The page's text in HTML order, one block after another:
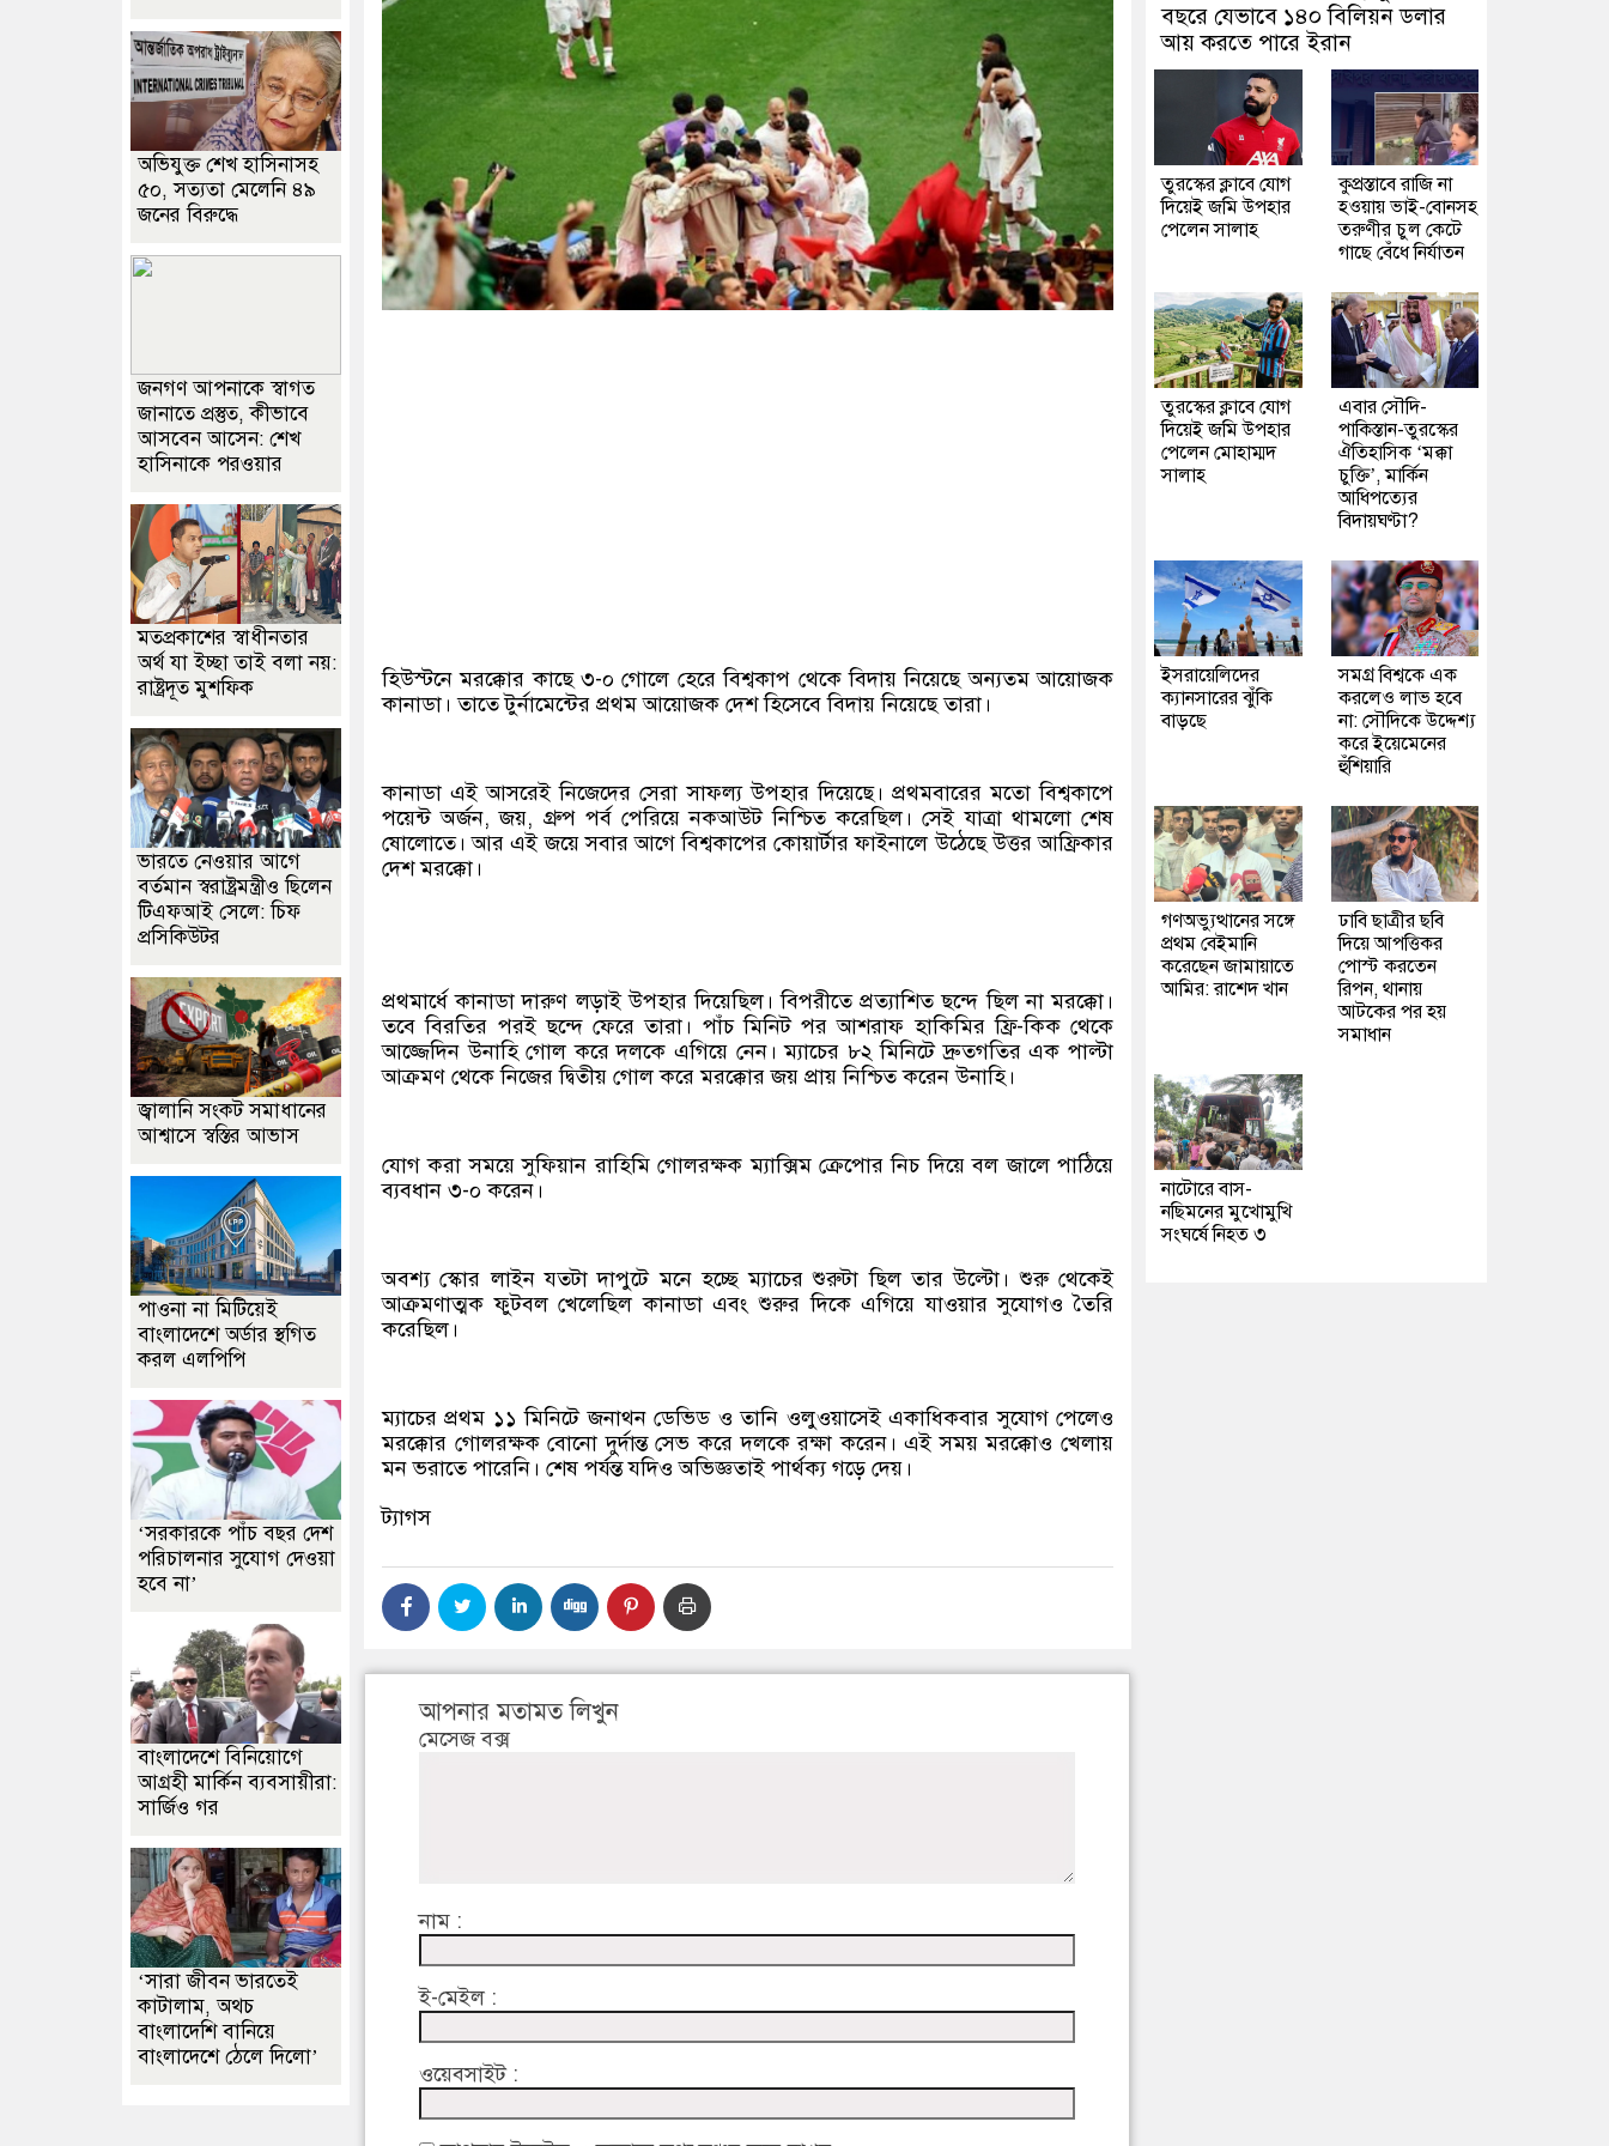
হিউস্টনে মরক্কোর কাছে ৩-০ গোলে হেরে বিশ্বকাপ থেকে বিদায় নিয়েছে অন্যতম আয়োজক
কানাডা। তাতে টুর্নামেন্টের প্রথম আয়োজক দেশ হিসেবে বিদায় নিয়েছে তারা।
কানাডা এই আসরেই নিজেদের সেরা সাফল্য উপহার দিয়েছে। প্রথমবারের মতো বিশ্বকাপে
পয়েন্ট অর্জন, জয়, গ্রুপ পর্ব পেরিয়ে নকআউট নিশ্চিত করেছিল। সেই যাত্রা থামলো শেষ
ষোলোতে। আর এই জয়ে সবার আগে বিশ্বকাপের কোয়ার্টার ফাইনালে উঠেছে উত্তর আফ্রিকার
দেশ মরক্কো।
প্রথমার্ধে কানাডা দারুণ লড়াই উপহার দিয়েছিল। বিপরীতে প্রত্যাশিত ছন্দে ছিল না মরক্কো।
তবে বিরতির পরই ছন্দে ফেরে তারা। পাঁচ মিনিট পর আশরাফ হাকিমির ফ্রি-কিক থেকে
আজ্জেদিন উনাহি গোল করে দলকে এগিয়ে নেন। ম্যাচের ৮২ মিনিটে দ্রুতগতির এক পাল্টা
আক্রমণ থেকে নিজের দ্বিতীয় গোল করে মরক্কোর জয় প্রায় নিশ্চিত করেন উনাহি।
যোগ করা সময়ে সুফিয়ান রাহিমি গোলরক্ষক ম্যাক্সিম ক্রেপোর নিচ দিয়ে বল জালে পাঠিয়ে
ব্যবধান ৩-০ করেন।
অবশ্য স্কোর লাইন যতটা দাপুটে মনে হচ্ছে ম্যাচের শুরুটা ছিল তার উল্টো। শুরু থেকেই
আক্রমণাত্মক ফুটবল খেলেছিল কানাডা এবং শুরুর দিকে এগিয়ে যাওয়ার সুযোগও তৈরি
করেছিল।
ম্যাচের প্রথম ১১ মিনিটে জনাথন ডেভিড ও তানি ওলুওয়াসেই একাধিকবার সুযোগ পেলেও
মরক্কোর গোলরক্ষক বোনো দুর্দান্ত সেভ করে দলকে রক্ষা করেন। এই সময় মরক্কোও খেলায়
মন ভরাতে পারেনি। শেষ পর্যন্ত যদিও অভিজ্ঞতাই পার্থক্য গড়ে দেয়।
ট্যাগস
আপনার মতামত লিখুন
মেসেজ বক্স
নাম :
ই-মেইল :
ওয়েবসাইট :
অভিযুক্ত শেখ হাসিনাসহ
৫০, সত্যতা মেলেনি ৪৯
জনের বিরুদ্ধে
জনগণ আপনাকে স্বাগত
জানাতে প্রস্তুত, কীভাবে
আসবেন আসেন: শেখ
হাসিনাকে পরওয়ার
মতপ্রকাশের স্বাধীনতার
অর্থ যা ইচ্ছা তাই বলা নয়:
রাষ্ট্রদূত মুশফিক
ভারতে নেওয়ার আগে
বর্তমান স্বরাষ্ট্রমন্ত্রীও ছিলেন
টিএফআই সেলে: চিফ
প্রসিকিউটর
জ্বালানি সংকট সমাধানের
আশ্বাসে স্বস্তির আভাস
পাওনা না মিটিয়েই
বাংলাদেশে অর্ডার স্থগিত
করল এলপিপি
‘সরকারকে পাঁচ বছর দেশ
পরিচালনার সুযোগ দেওয়া
হবে না’
বাংলাদেশে বিনিয়োগে
আগ্রহী মার্কিন ব্যবসায়ীরা:
সার্জিও গর
‘সারা জীবন ভারতেই
কাটালাম, অথচ
বাংলাদেশি বানিয়ে
বাংলাদেশে ঠেলে দিলো’
বছরে যেভাবে ১৪০ বিলিয়ন ডলার
আয় করতে পারে ইরান
তুরস্কের ক্লাবে যোগ
দিয়েই জমি উপহার
পেলেন সালাহ
কুপ্রস্তাবে রাজি না
হওয়ায় ভাই-বোনসহ
তরুণীর চুল কেটে
গাছে বেঁধে নির্যাতন
তুরস্কের ক্লাবে যোগ
দিয়েই জমি উপহার
পেলেন মোহাম্মদ
সালাহ
এবার সৌদি-
পাকিস্তান-তুরস্কের
ঐতিহাসিক ‘মক্কা
চুক্তি’, মার্কিন
আধিপত্যের
বিদায়ঘণ্টা?
ইসরায়েলিদের
ক্যানসারের ঝুঁকি
বাড়ছে
সমগ্র বিশ্বকে এক
করলেও লাভ হবে
না: সৌদিকে উদ্দেশ্য
করে ইয়েমেনের
হুঁশিয়ারি
গণঅভ্যুত্থানের সঙ্গে
প্রথম বেইমানি
করেছেন জামায়াতে
আমির: রাশেদ খান
ঢাবি ছাত্রীর ছবি
দিয়ে আপত্তিকর
পোস্ট করতেন
রিপন, থানায়
আটকের পর হয়
সমাধান
নাটোরে বাস-
নছিমনের মুখোমুখি
সংঘর্ষে নিহত ৩